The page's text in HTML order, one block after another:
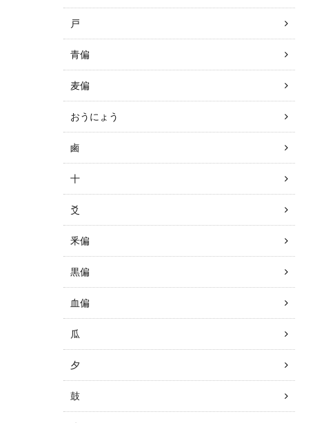
戸
青偏
麦偏
おうにょう
鹵
十
爻
釆偏
黒偏
血偏
瓜
夕
鼓